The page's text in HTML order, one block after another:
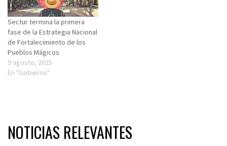
Sectur termina la primera
fase de la Estrategia Nacional
de Fortalecimiento de los
Pueblos Mágicos
9 agosto, 2025
En "Gobierno"
NOTICIAS RELEVANTES